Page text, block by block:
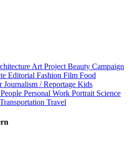
Art Project Beauty Campaign
Editorial Fashion Film Food
Journalism / Reportage Kids
People Personal Work Portrait Science
Transportation Travel